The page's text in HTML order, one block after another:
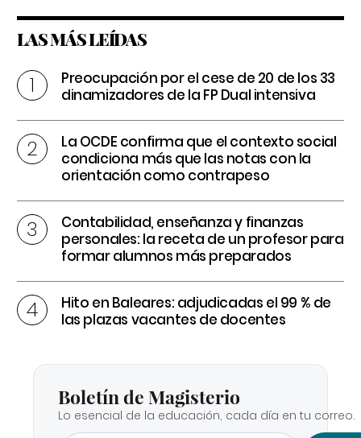
LAS MÁS LEÍDAS
Preocupación por el cese de 20 de los 33
dinamizadores de la FP Dual intensiva
La OCDE confirma que el contexto social
condiciona más que las notas con la
orientación como contrapeso
Contabilidad, enseñanza y finanzas
personales: la receta de un profesor para
formar alumnos más preparados
Hito en Baleares: adjudicadas el 99 % de
las plazas vacantes de docentes
Boletín de Magisterio
Lo esencial de la educación, cada día en tu correo.